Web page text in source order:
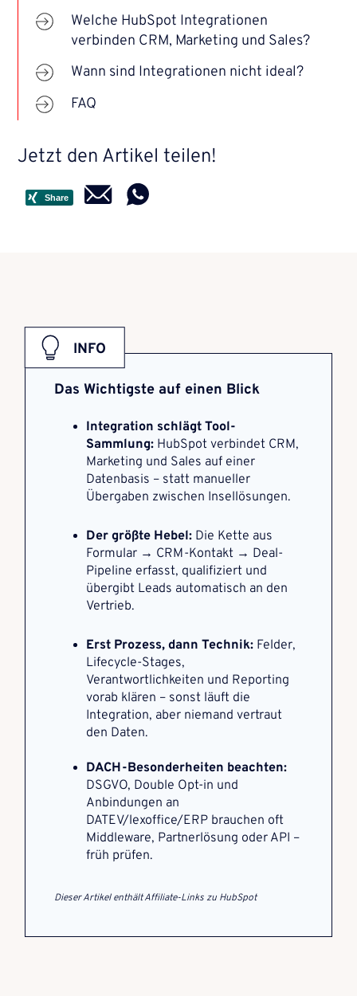
Welche HubSpot Integrationen
verbinden CRM, Marketing und Sales?
Wann sind Integrationen nicht ideal?
FAQ
Jetzt den Artikel teilen!
Das Wichtigste auf einen Blick
Integration schlägt Tool-
Sammlung: HubSpot verbindet CRM,
Marketing und Sales auf einer
Datenbasis – statt manueller
Übergaben zwischen Insellösungen.
Der größte Hebel: Die Kette aus
Formular → CRM-Kontakt → Deal-
Pipeline erfasst, qualifiziert und
übergibt Leads automatisch an den
Vertrieb.
Erst Prozess, dann Technik: Felder,
Lifecycle-Stages,
Verantwortlichkeiten und Reporting
vorab klären – sonst läuft die
Integration, aber niemand vertraut
den Daten.
DACH-Besonderheiten beachten:
DSGVO, Double Opt-in und
Anbindungen an
DATEV/lexoffice/ERP brauchen oft
Middleware, Partnerlösung oder API –
früh prüfen.
Dieser Artikel enthält Affiliate-Links zu HubSpot